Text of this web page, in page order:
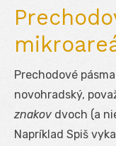
Prechodové
novohradský,
znakov dvoch (a
Napríklad Spiš